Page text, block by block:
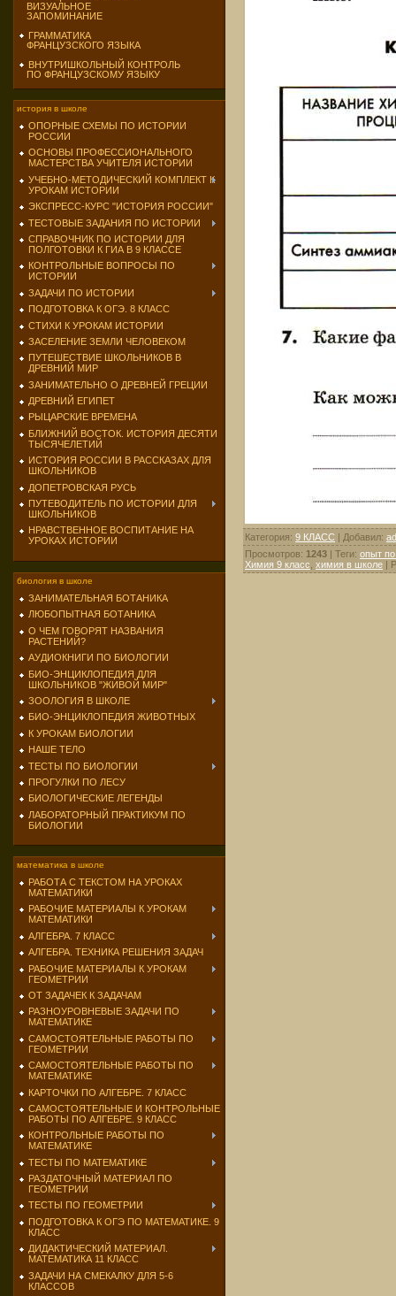
ВИЗУАЛЬНОЕ
ЗАПОМИНАНИЕ
ГРАММАТИКА
ФРАНЦУЗСКОГО ЯЗЫКА
ВНУТРИШКОЛЬНЫЙ КОНТРОЛЬ
ПО ФРАНЦУЗСКОМУ ЯЗЫКУ
история в школе
ОПОРНЫЕ СХЕМЫ ПО ИСТОРИИ
РОССИИ
ОСНОВЫ ПРОФЕССИОНАЛЬНОГО
МАСТЕРСТВА УЧИТЕЛЯ ИСТОРИИ
УЧЕБНО-МЕТОДИЧЕСКИЙ КОМПЛЕКТ К
УРОКАМ ИСТОРИИ
ЭКСПРЕСС-КУРС "ИСТОРИЯ РОССИИ"
ТЕСТОВЫЕ ЗАДАНИЯ ПО ИСТОРИИ
СПРАВОЧНИК ПО ИСТОРИИ ДЛЯ
ПОЛГОТОВКИ К ГИА В 9 КЛАССЕ
КОНТРОЛЬНЫЕ ВОПРОСЫ ПО
ИСТОРИИ
ЗАДАЧИ ПО ИСТОРИИ
ПОДГОТОВКА К ОГЭ. 8 КЛАСС
СТИХИ К УРОКАМ ИСТОРИИ
ЗАСЕЛЕНИЕ ЗЕМЛИ ЧЕЛОВЕКОМ
ПУТЕШЕСТВИЕ ШКОЛЬНИКОВ В
ДРЕВНИЙ МИР
ЗАНИМАТЕЛЬНО О ДРЕВНЕЙ ГРЕЦИИ
ДРЕВНИЙ ЕГИПЕТ
РЫЦАРСКИЕ ВРЕМЕНА
БЛИЖНИЙ ВОСТОК. ИСТОРИЯ ДЕСЯТИ
ТЫСЯЧЕЛЕТИЙ
ИСТОРИЯ РОССИИ В РАССКАЗАХ ДЛЯ
ШКОЛЬНИКОВ
ДОПЕТРОВСКАЯ РУСЬ
ПУТЕВОДИТЕЛЬ ПО ИСТОРИИ ДЛЯ
ШКОЛЬНИКОВ
НРАВСТВЕННОЕ ВОСПИТАНИЕ НА
УРОКАХ ИСТОРИИ
биология в школе
ЗАНИМАТЕЛЬНАЯ БОТАНИКА
ЛЮБОПЫТНАЯ БОТАНИКА
О ЧЕМ ГОВОРЯТ НАЗВАНИЯ
РАСТЕНИЙ?
АУДИОКНИГИ ПО БИОЛОГИИ
БИО-ЭНЦИКЛОПЕДИЯ ДЛЯ
ШКОЛЬНИКОВ "ЖИВОЙ МИР"
ЗООЛОГИЯ В ШКОЛЕ
БИО-ЭНЦИКЛОПЕДИЯ ЖИВОТНЫХ
К УРОКАМ БИОЛОГИИ
НАШЕ ТЕЛО
ТЕСТЫ ПО БИОЛОГИИ
ПРОГУЛКИ ПО ЛЕСУ
БИОЛОГИЧЕСКИЕ ЛЕГЕНДЫ
ЛАБОРАТОРНЫЙ ПРАКТИКУМ ПО
БИОЛОГИИ
математика в школе
РАБОТА С ТЕКСТОМ НА УРОКАХ
МАТЕМАТИКИ
РАБОЧИЕ МАТЕРИАЛЫ К УРОКАМ
МАТЕМАТИКИ
АЛГЕБРА. 7 КЛАСС
АЛГЕБРА. ТЕХНИКА РЕШЕНИЯ ЗАДАЧ
РАБОЧИЕ МАТЕРИАЛЫ К УРОКАМ
ГЕОМЕТРИИ
ОТ ЗАДАЧЕК К ЗАДАЧАМ
РАЗНОУРОВНЕВЫЕ ЗАДАЧИ ПО
МАТЕМАТИКЕ
САМОСТОЯТЕЛЬНЫЕ РАБОТЫ ПО
ГЕОМЕТРИИ
САМОСТОЯТЕЛЬНЫЕ РАБОТЫ ПО
МАТЕМАТИКЕ
КАРТОЧКИ ПО АЛГЕБРЕ. 7 КЛАСС
САМОСТОЯТЕЛЬНЫЕ И КОНТРОЛЬНЫЕ
РАБОТЫ ПО АЛГЕБРЕ. 9 КЛАСС
КОНТРОЛЬНЫЕ РАБОТЫ ПО
МАТЕМАТИКЕ
ТЕСТЫ ПО МАТЕМАТИКЕ
РАЗДАТОЧНЫЙ МАТЕРИАЛ ПО
ГЕОМЕТРИИ
ТЕСТЫ ПО ГЕОМЕТРИИ
ПОДГОТОВКА К ОГЭ ПО МАТЕМАТИКЕ. 9
КЛАСС
ДИДАКТИЧЕСКИЙ МАТЕРИАЛ.
МАТЕМАТИКА 11 КЛАСС
ЗАДАЧИ НА СМЕКАЛКУ ДЛЯ 5-6
КЛАССОВ
Категория: 9 КЛАСС | Добавил:
Просмотров: 1243 | Теги: опыт
Химия 9 класс химия в школе |